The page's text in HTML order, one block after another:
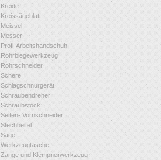
Kreide
Kreissägeblatt
Meissel
Messer
Profi-Arbeitshandschuh
Rohrbiegewerkzeug
Rohrschneider
Schere
Schlagschnurgerät
Schraubendreher
Schraubstock
Seiten- Vornschneider
Stechbeitel
Säge
Werkzeugtasche
Zange und Klempnerwerkzeug